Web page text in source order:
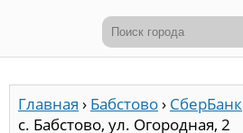
Главная › Бабстово› СберБанк
с. Бабстово, ул. Огородная, 2